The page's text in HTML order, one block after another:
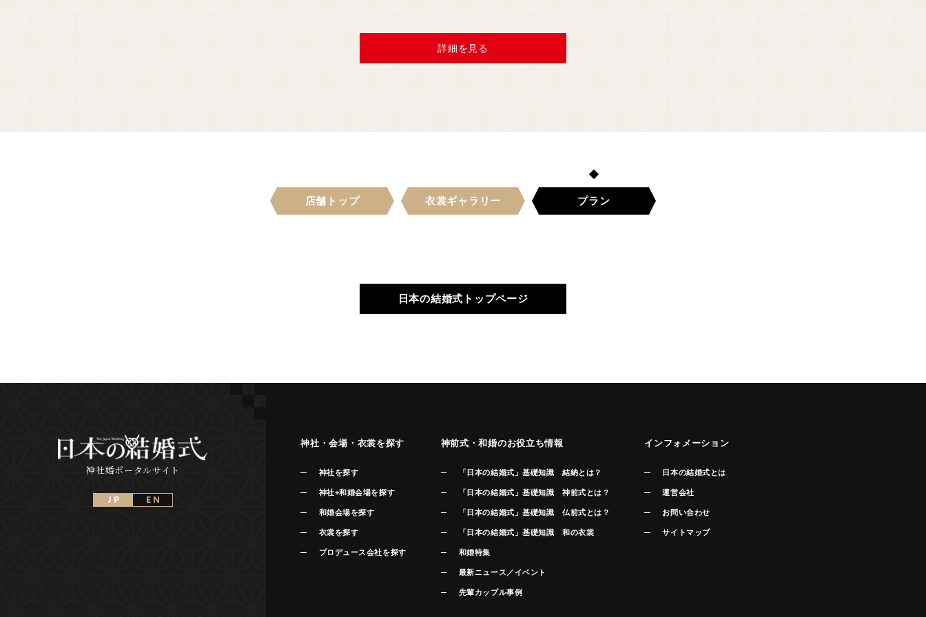
詳細を見る
店舗 トップ 衣裳ギャラリー プラン
日本の結婚式トップページ
神社婚ポータルサイト
J P E N
神社・会場・衣裳を探す
神社を探す
神社+和婚会場を探す
和婚会場を探す
衣裳を探す
プロデュース会社を探す
神前式・和婚のお役立ち情報
「日本の結婚式」基礎知識 結納とは？
「日本の結婚式」基礎知識 神前式とは？
「日本の結婚式」基礎知識 仏前式とは？
「日本の結婚式」基礎知識 和の衣裳
和婚特集
最新ニュース／イベント
先輩カップル事例
インフォメーション
日本の結婚式とは
運営会社
お問い合わせ
サイトマップ